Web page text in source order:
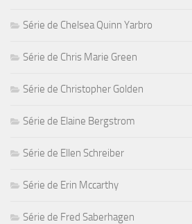
Série de Chelsea Quinn Yarbro
Série de Chris Marie Green
Série de Christopher Golden
Série de Elaine Bergstrom
Série de Ellen Schreiber
Série de Erin Mccarthy
Série de Fred Saberhagen